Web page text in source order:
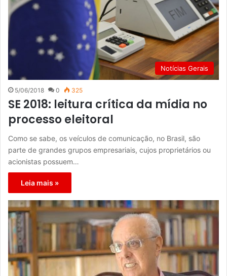
Notícias Gerais
5/06/2018 0 325
SE 2018: leitura crítica da mídia no
processo eleitoral
Como se sabe, os veículos de comunicação, no Brasil, são
parte de grandes grupos empresariais, cujos proprietários ou
acionistas possuem…
Leia mais »